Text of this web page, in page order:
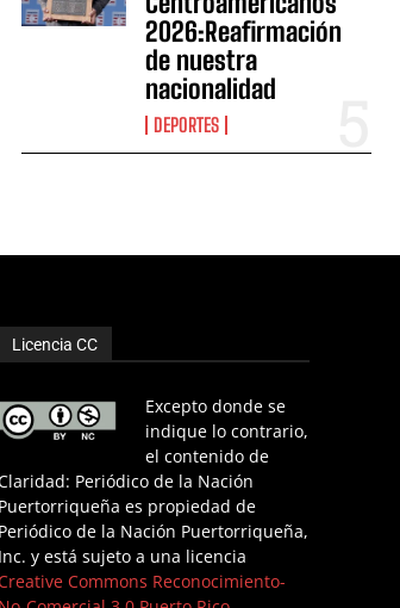
2026:Reafirmación
de nuestra
nacionalidad
DEPORTES
Licencia CC
Excepto donde se
indique lo contrario,
el contenido de
Periódico de la Nación
Puertorriqueña es propiedad de
Periódico de la Nación Puertorriqueña,
Inc. y está sujeto a una licencia
Commons Reconocimiento-